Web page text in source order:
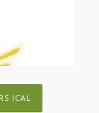
ICAL